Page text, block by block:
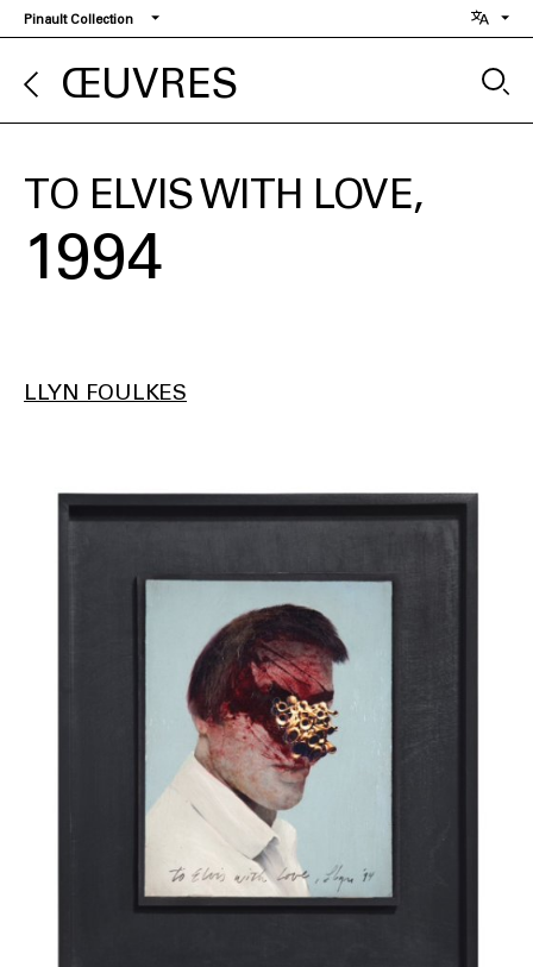
Aller
au
contenu
principal
Pinault Collection
ŒUVRES
TO ELVIS WITH LOVE
1994
LLYN FOULKES